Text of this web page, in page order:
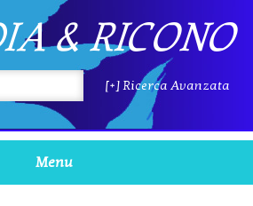
& RICONO
[+] Ricerca Avanzata
Menu